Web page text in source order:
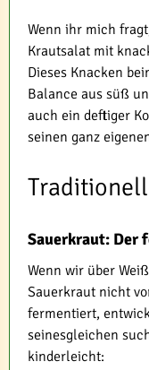
Wenn ihr mich
Krautsalat mit
Dieses Knacken
Balance aus süß
auch ein deftiger
seinen ganz
Sauerkraut: Der
Wenn wir über
Sauerkraut nicht
fermentiert,
seinesgleichen
kinderleicht: